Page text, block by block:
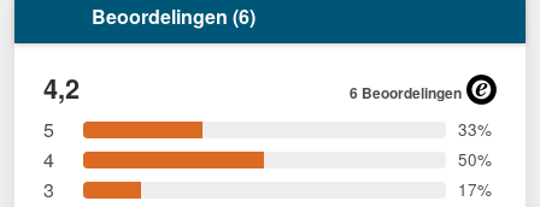
Beoordelingen (6)
4,2 6 Beoordelingen
5 33%
4 50%
3 17%